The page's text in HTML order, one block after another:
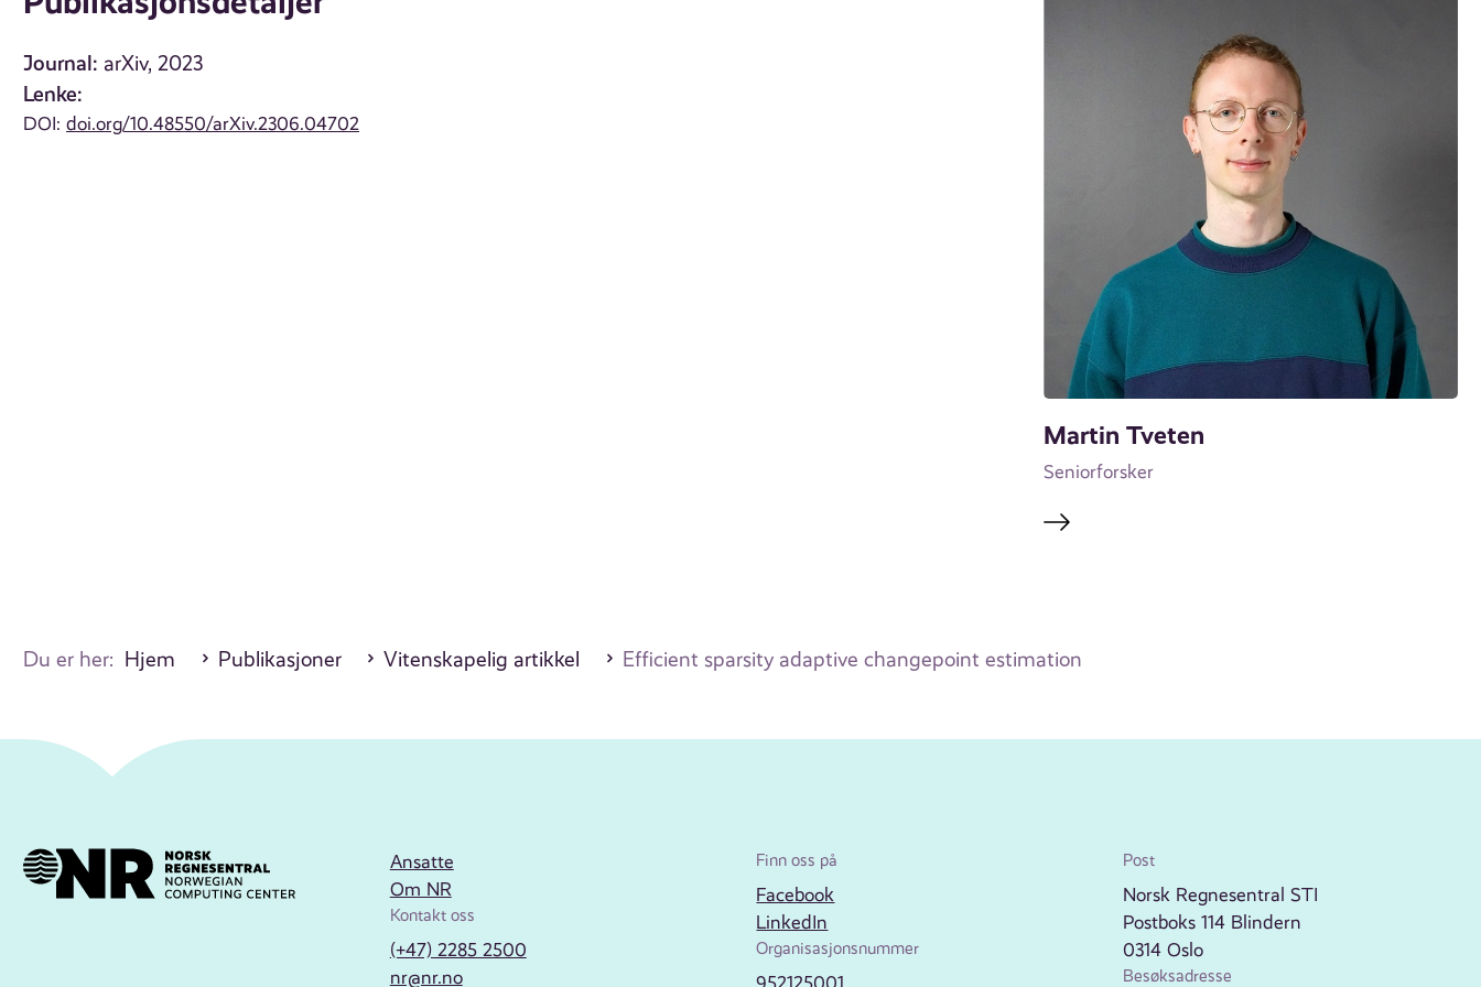
Journal: arXiv, 2023
Lenke:
DOI:doi.org/10.48550/arXiv.2306.04702
Martin Tveten
Seniorforsker
Du er her: Hjem Publikasjoner Vitenskapelig artikkel Efficient sparsity adaptive changepoint estimation
Ansatte
Om NR
Kontakt oss
(+47) 2285 2500
nr@nr.no
Finn oss på
Facebook
LinkedIn
Organisasjonsnummer
Post
Norsk Regnesentral STI
Postboks 114 Blindern
0314 Oslo
Besøksadresse